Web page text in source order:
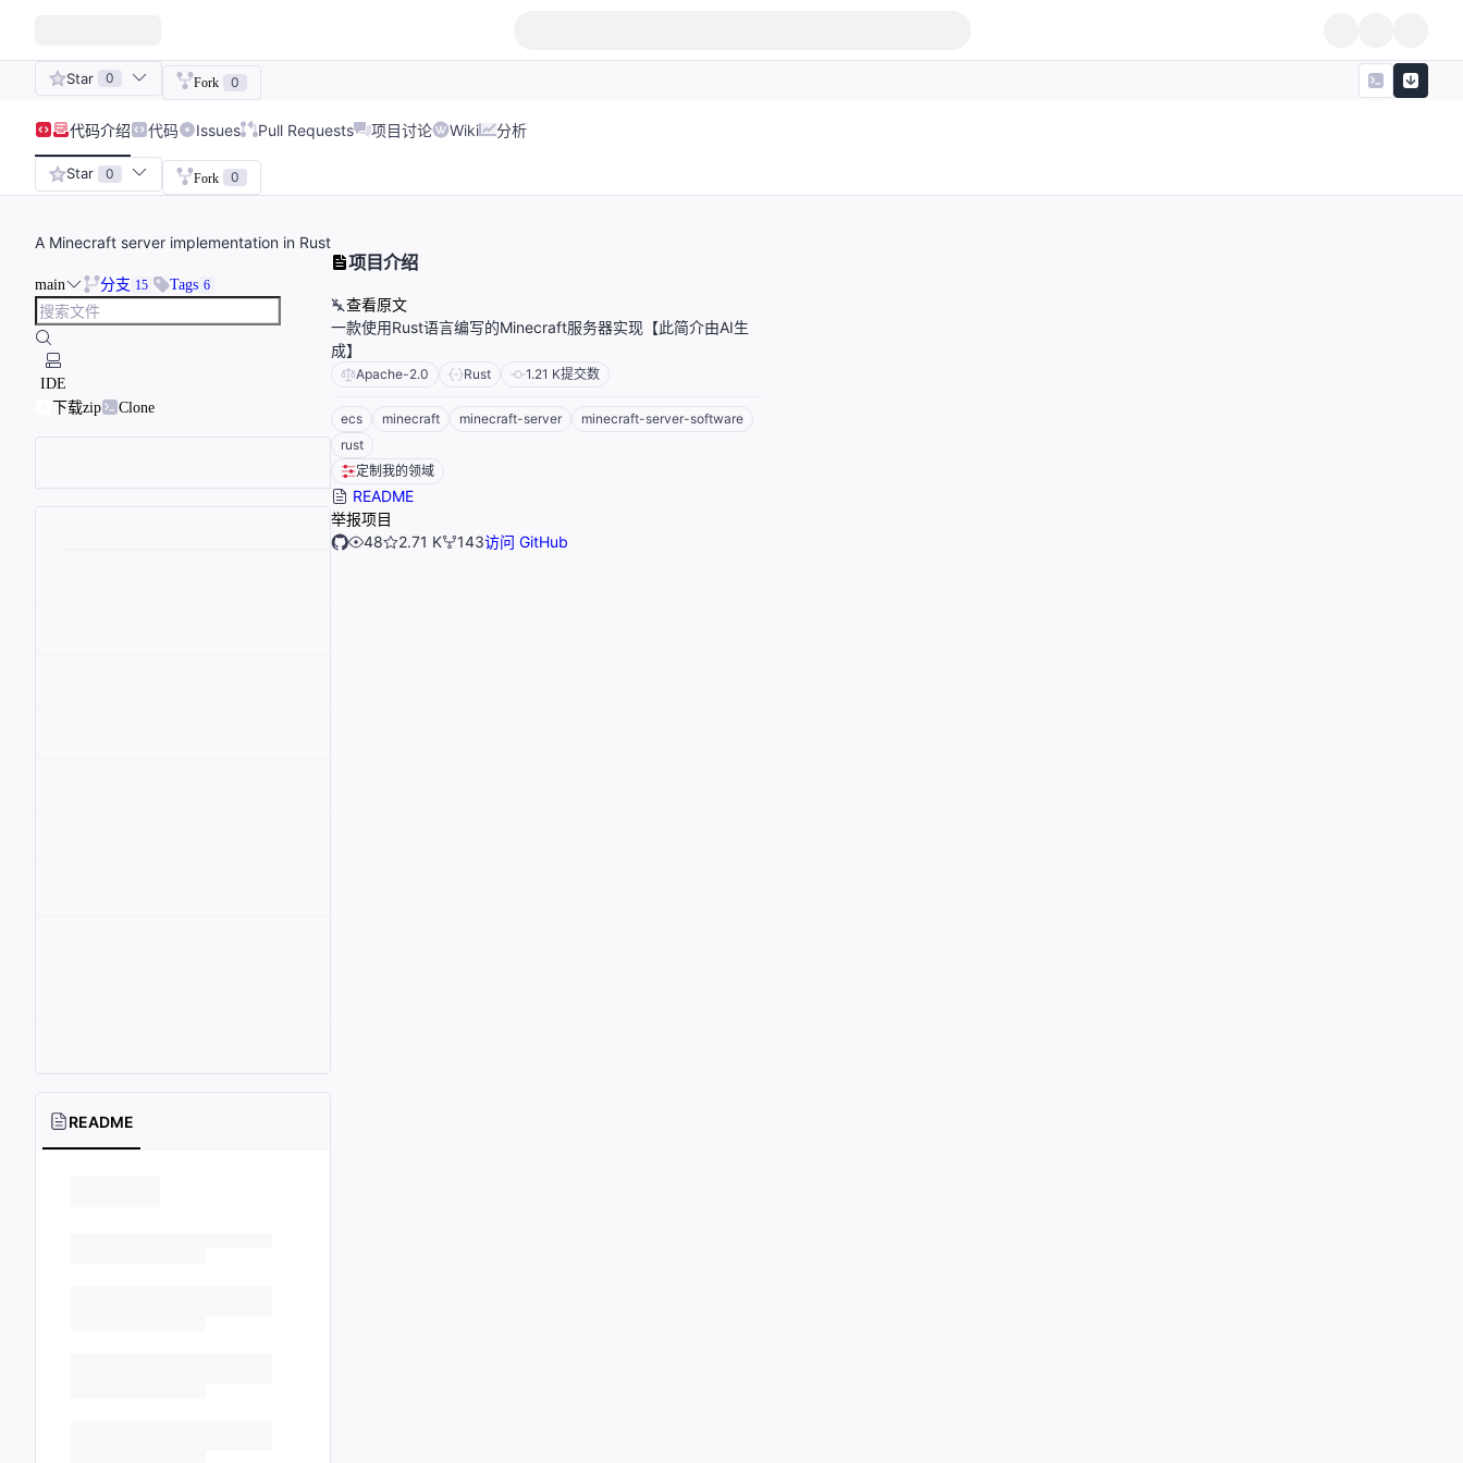
Star 0 Fork 0
代码介绍 代码 Issues Pull Requests 项目讨论 Wiki 分析
Star 0 Fork 0
A Minecraft server implementation in Rust
main 分支 15 Tags 6
IDE
下载zip
Clone
README
项目介绍
查看原文
一款使用Rust语言编写的Minecraft服务器实现【此简介由AI生
成】
Apache-2.0 Rust 1.21 K提交数
ecs minecraft minecraft-server
minecraft-server-software
rust
定制我的领域
README
举报项目
48
2.71 K 143访问 GitHub